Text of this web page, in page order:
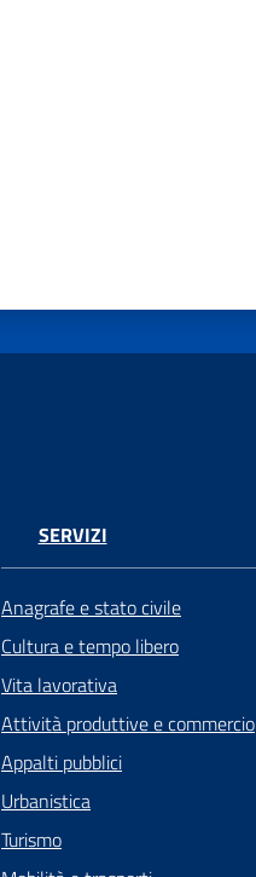
SERVIZI
Anagrafe e stato civile
Cultura e tempo libero
Vita lavorativa
Attività produttive e commercio
Appalti pubblici
Urbanistica
Turismo